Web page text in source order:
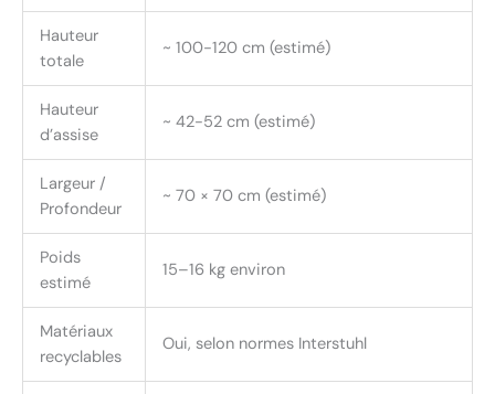
Hauteur
totale
~ 100-120 cm (estimé)
Hauteur
d’assise
~ 42-52 cm (estimé)
Largeur /
Profondeur
~ 70 × 70 cm (estimé)
Poids
estimé
15–16 kg environ
Matériaux
recyclables
Oui, selon normes Interstuhl